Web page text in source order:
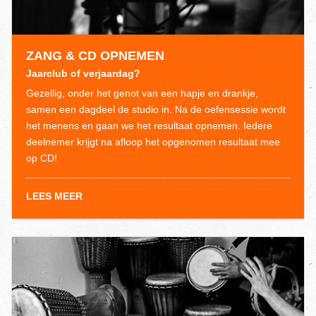
ZANG & CD OPNEMEN
Jaarclub of verjaardag?
Gezellig, onder het genot van een hapje en drankje,
samen een dagdeel de studio in. Na de oefensessie wordt
het menens en gaan we het resultaat opnemen. Iedere
deelnemer krijgt na afloop het opgenomen resultaat mee
op CD!
LEES MEER